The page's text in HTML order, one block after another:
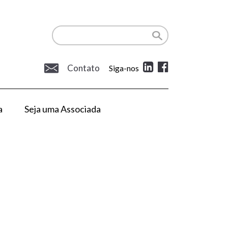
Contato Siga-nos
Seja uma Associada